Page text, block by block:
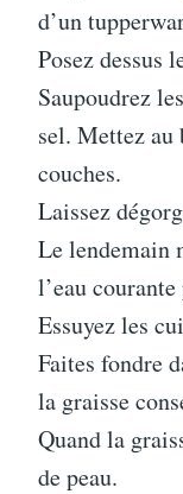
d’un
Posez dessus
Saupoudrez
sel. Mettez au
couches.
Laissez
Le lendemain
l’eau
Essuyez les
Faites fondre
la graisse
Quand la
de peau.